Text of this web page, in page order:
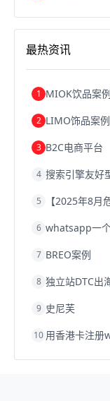
跨境电商关税
跨境电商建站
浙江跨境电商宁
跨境电商优势跨
最热资讯
1 MIOK饮品案例
2 LIMO饰品案例
3 B2C电商平台
4 搜索引擎友好
5
6
7 BREO案例
8 独立站DTC出
9 史尼芙
10 用香港卡注